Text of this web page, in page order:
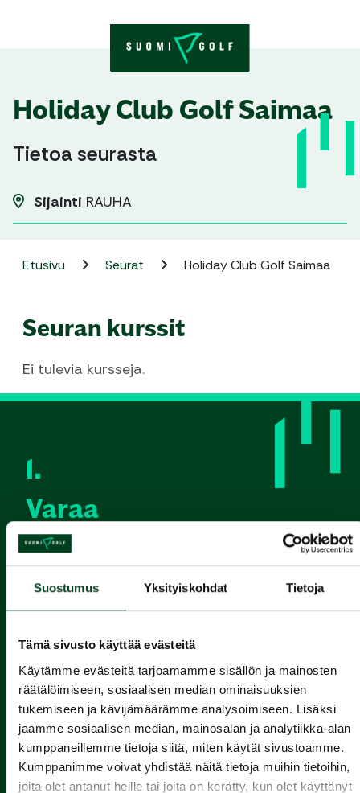
Suostumus Yksityiskohdat Tietoja
Tämä sivusto käyttää evästeitä
Käytämme evästeitä tarjoamamme sisällön ja mainosten
räätälöimiseen, sosiaalisen median ominaisuuksien
tukemiseen ja kävijämäärämme analysoimiseen. Lisäksi
jaamme sosiaalisen median, mainosalan ja analytiikka-alan
kumppaneillemme tietoja siitä, miten käytät sivustoamme.
Kumppanimme voivat yhdistää näitä tietoja muihin tietoihin,
joita olet antanut heille tai joita on kerätty, kun olet käyttänyt
Holiday Club Golf Saimaa
Tietoa seurasta
Sijainti RAUHA
Etusivu Seurat Holiday Club Golf Saimaa
Seuran kurssit
Ei tulevia kursseja.
1.
Varaa
alkeiskurssi
2.
Green Card
3.
Liity
seuraan ja nauti pelaamisesta